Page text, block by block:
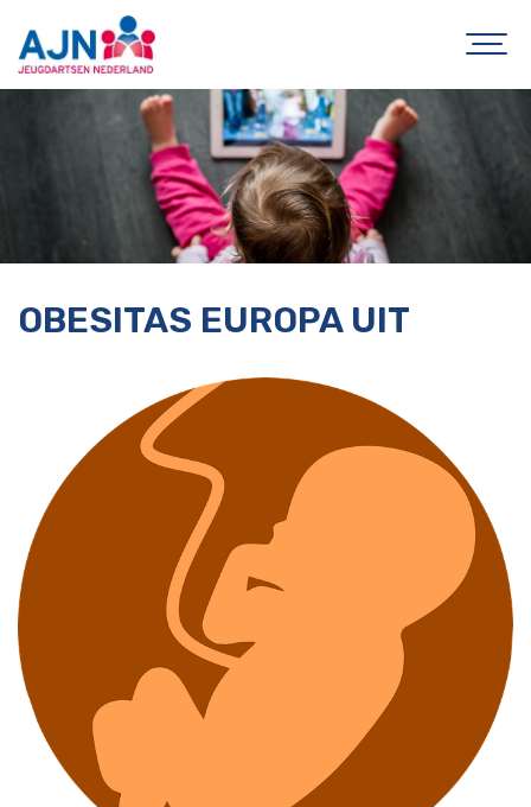
OBESITAS EUROPA UIT